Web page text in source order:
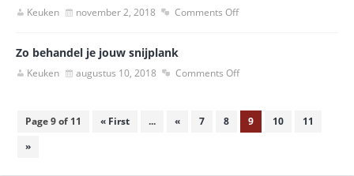
Keuken november 2, 2018 Comments Off
Zo behandel je jouw snijplank
Keuken augustus 10, 2018 Comments Off
Page 9 of 11 « First ... « 7 8 9 10
11
»